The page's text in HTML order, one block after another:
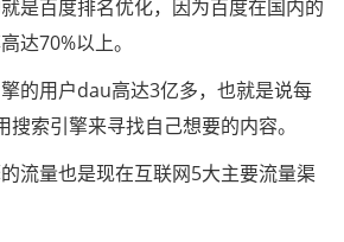
是百度排名优化，因为百度在国内的
达70%以上。
用户dau高达3亿多，也就是说每
索引擎来寻找自己想要的内容。
量也是现在互联网5大主要流量渠